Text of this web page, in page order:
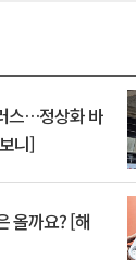
스…정상화 바
니]
올까요? [해